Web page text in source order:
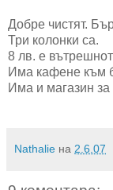
Добре чистят.
Три колонки са.
8 лв. е
Има кафене към
Има и магазин за
Nathalie на 2.6.07